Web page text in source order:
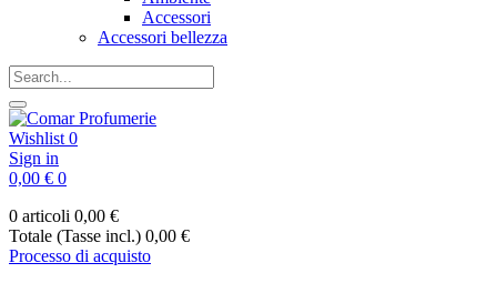
Accessori
Accessori bellezza
Wishlist 0
Sign in
0,00 € 0
0 articoli 0,00 €
Totale (Tasse incl.) 0,00 €
Processo di acquisto